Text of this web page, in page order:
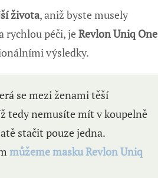
života, aniž byste musely
rychlou péči, jeRevlon Uniq One
výsledky.
se mezi ženami těší
tedy nemusíte mít v koupelně
stačit pouze jedna.
můžeme masku Revlon Uniq